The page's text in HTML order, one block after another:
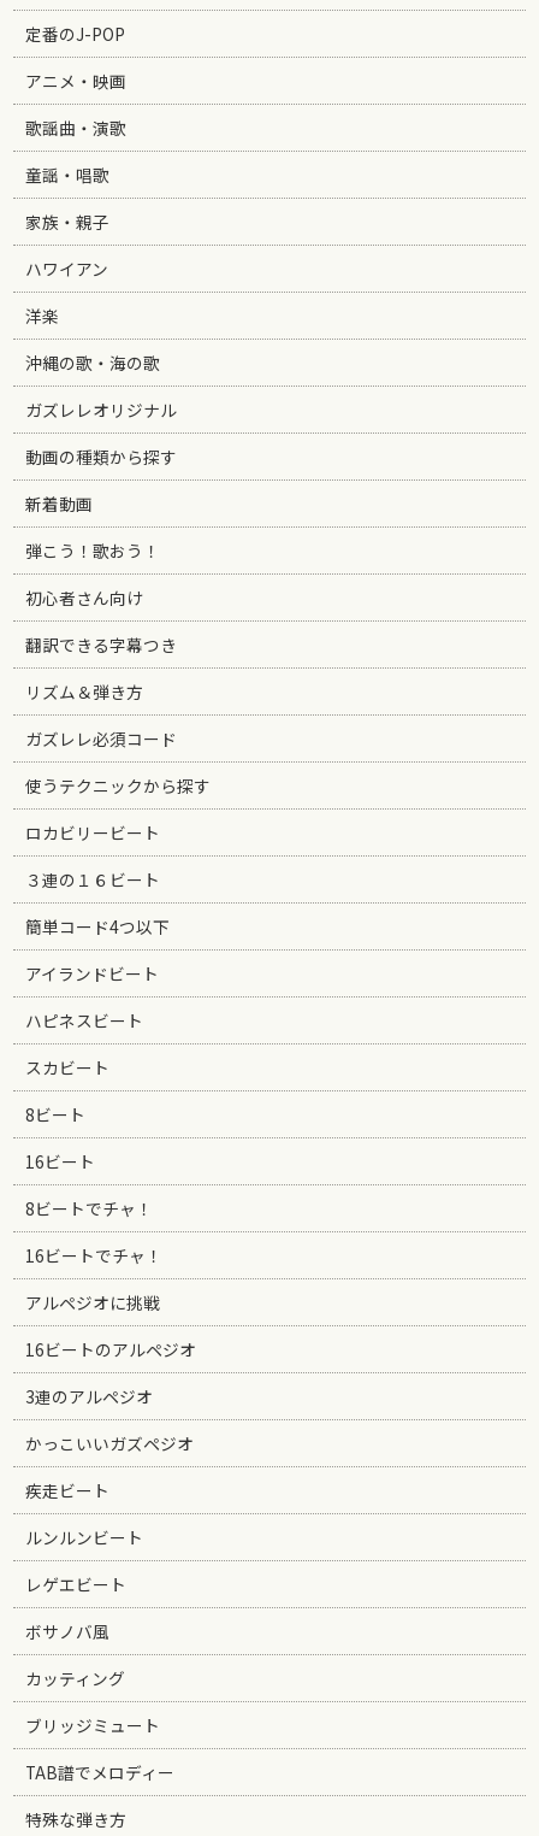
定番のJ-POP
アニメ・映画
歌謡曲・演歌
童謡・唱歌
家族・親子
ハワイアン
洋楽
沖縄の歌・海の歌
ガズレレオリジナル
動画の種類から探す
新着動画
弾こう！歌おう！
初心者さん向け
翻訳できる字幕つき
リズム＆弾き方
ガズレレ必須コード
使うテクニックから探す
ロカビリービート
３連の１６ビート
簡単コード4つ以下
アイランドビート
ハピネスビート
スカビート
8ビート
16ビート
8ビートでチャ！
16ビートでチャ！
アルペジオに挑戦
16ビートのアルペジオ
3連のアルペジオ
かっこいいガズペジオ
疾走ビート
ルンルンビート
レゲエビート
ボサノバ風
カッティング
ブリッジミュート
TAB譜でメロディー
特殊な弾き方